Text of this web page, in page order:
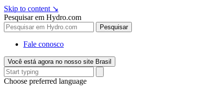
Skip to content ↘
Pesquisar em Hydro.com
Pesquisar
Fale conosco
Você está agora no nosso site Brasil
Choose preferred language